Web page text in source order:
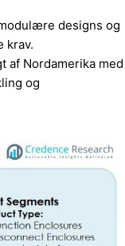
designs og
krav.
af Nordamerika med
og